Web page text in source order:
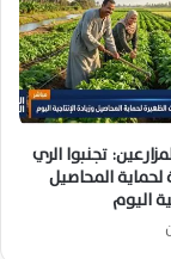
تجنبوا الري
المحاصيل
اليوم